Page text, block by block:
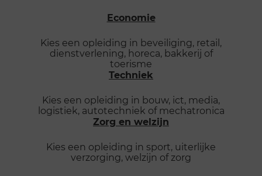
Economie
Kies een opleiding in beveiliging, retail,
dienstverlening, horeca, bakkerij of
toerisme
Techniek
Kies een opleiding in bouw, ict, media,
logistiek, autotechniek of mechatronica
Zorg en welzijn
Kies een opleiding in sport, uiterlijke
verzorging, welzijn of zorg